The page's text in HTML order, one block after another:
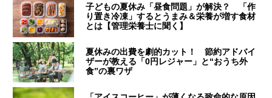
子どもの夏休み「昼食問題」が解決？ 「作
り置き冷凍」するとうまみ＆栄養が増す食材
とは【管理栄養士に聞く】
夏休みの出費を劇的カット！ 節約アドバイ
ザーが教える「0円レジャー」と“おうち外
食”の裏ワザ